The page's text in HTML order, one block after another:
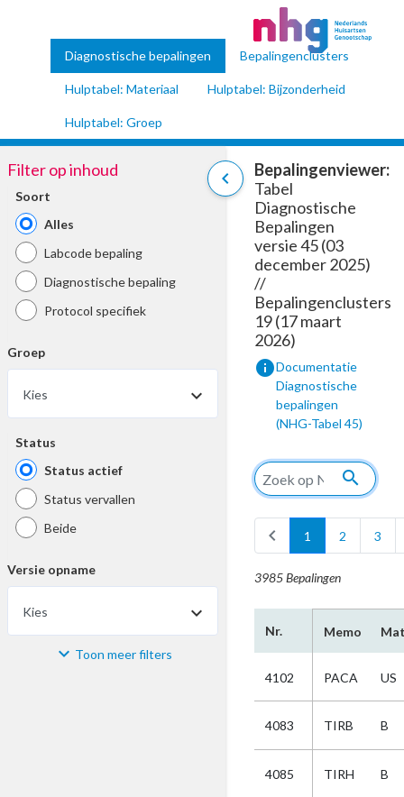
Diagnostische bepalingen Bepalingenclusters
Hulptabel: Materiaal Hulptabel: Bijzonderheid
Hulptabel: Groep
chevron_left
Filter op inhoud
Soort
Alles
Labcode bepaling
Diagnostische bepaling
Protocol specifiek
Groep
Kies
Status
Status actief
Status vervallen
Beide
Versie opname
Kies
Materiaal Toon meer filters
Bepalingenviewer:
Tabel
Diagnostische
Bepalingen
versie 45 (03
december 2025)
//
Bepalingenclusters
19 (17 maart
2026)
infoDocumentatie
Diagnostische
bepalingen
(NHG-Tabel 45)
search
chevron_left 1 2 3
3985 Bepalingen
Nr. Memo
4102 PACA US
4083 TIRB B
4085 TIRH B